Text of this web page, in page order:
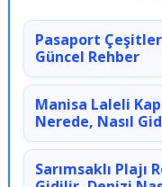
Pasaport
Güncel Rehber
Manisa Laleli
Nerede, Nasıl
Sarımsaklı Plajı